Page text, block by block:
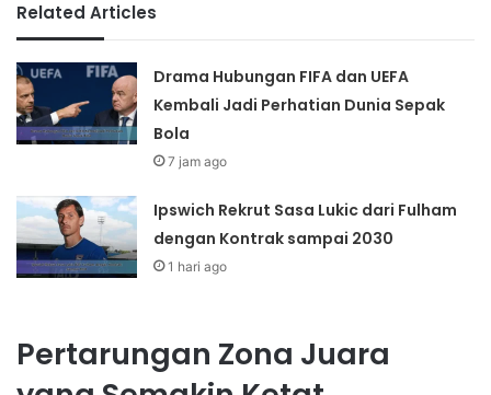
Related Articles
Drama Hubungan FIFA dan UEFA
Kembali Jadi Perhatian Dunia Sepak
Bola
7 jam ago
Ipswich Rekrut Sasa Lukic dari Fulham
dengan Kontrak sampai 2030
1 hari ago
Pertarungan Zona Juara